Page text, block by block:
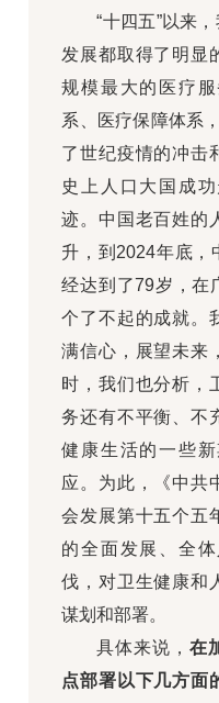
“十四五”以来
发展都取得了明显
规模最大的医疗
系、医疗保障体系
了世纪疫情的冲击
史上人口大国成
迹。中国老百姓的
升，到2024年底，
经达到了79岁，在
个了不起的成就。
满信心，展望未来
时，我们也分析，
务还有不平衡、不
健康生活的一些
应。为此，《中共
会发展第十五个五
的全面发展、全
伐，对卫生健康和
谋划和部署。
具体来说， 在
点部署以下几方面